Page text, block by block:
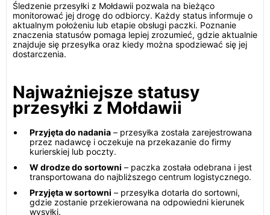
Śledzenie przesyłki z Mołdawii pozwala na bieżąco
monitorować jej drogę do odbiorcy. Każdy status informuje o
aktualnym położeniu lub etapie obsługi paczki. Poznanie
znaczenia statusów pomaga lepiej zrozumieć, gdzie aktualnie
znajduje się przesyłka oraz kiedy można spodziewać się jej
dostarczenia.
Najważniejsze statusy
przesyłki z Mołdawii
Przyjęta do nadania – przesyłka została zarejestrowana
przez nadawcę i oczekuje na przekazanie do firmy
kurierskiej lub poczty.
W drodze do sortowni – paczka została odebrana i jest
transportowana do najbliższego centrum logistycznego.
Przyjęta w sortowni – przesyłka dotarła do sortowni,
gdzie zostanie przekierowana na odpowiedni kierunek
wysyłki.